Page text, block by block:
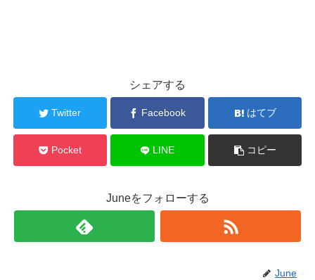
シェアする
Twitter Facebook はてブ
Pocket LINE コピー
Juneをフォローする
June